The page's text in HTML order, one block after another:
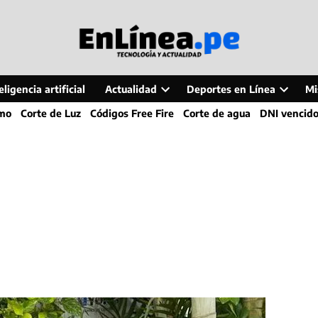
artificial Actualidad
Open
dropdown
Deportes en Línea
Open
dropdown
Corte de Luz Códigos Free Fire Corte de agua DNI vencido